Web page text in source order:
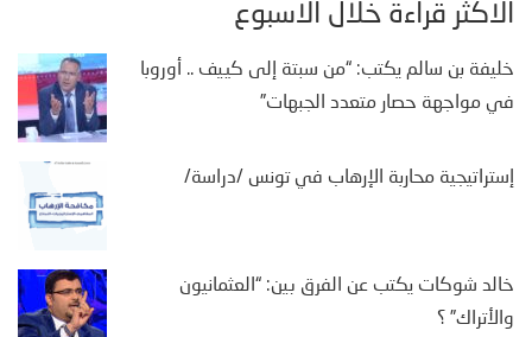
الأكثر قراءة خلال الأسبوع
خليفة بن سالم يكتب: “من سبتة إلى كييف .. أوروبا
في مواجهة حصار متعدد الجبهات”
إستراتيجية محاربة الإرهاب في تونس /دراسة/
خالد شوكات يكتب عن الفرق بين: “العثمانيون
والأتراك” ؟